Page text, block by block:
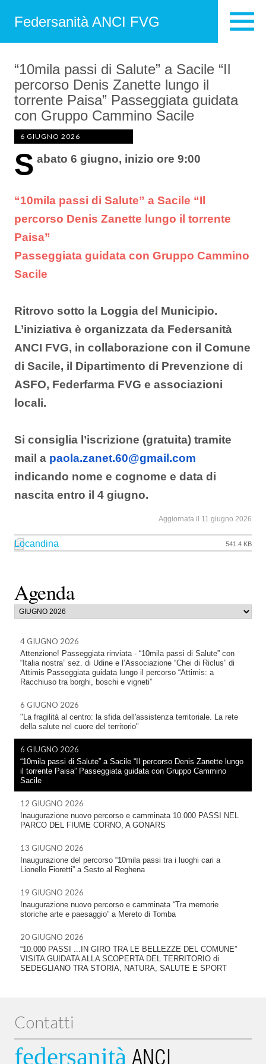
Federsanità ANCI FVG
Agenda
4 GIUGNO 2026
Attenzione! Passeggiata rinviata - “10mila passi di Salute” con
“Italia nostra” sez. di Udine e l’Associazione “Chei di Riclus” di
Attimis Passeggiata guidata lungo il percorso “Attimis: a
Racchiuso tra borghi, boschi e vigneti”
6 GIUGNO 2026
"La fragilità al centro: la sfida dell'assistenza territoriale. La rete
della salute nel cuore del territorio"
6 GIUGNO 2026
“10mila passi di Salute” a Sacile “Il percorso Denis Zanette lungo
il torrente Paisa” Passeggiata guidata con Gruppo Cammino
Sacile
12 GIUGNO 2026
Inaugurazione nuovo percorso e camminata 10.000 PASSI NEL
PARCO DEL FIUME CORNO, A GONARS
13 GIUGNO 2026
Inaugurazione del percorso “10mila passi tra i luoghi cari a
Lionello Fioretti” a Sesto al Reghena
19 GIUGNO 2026
Inaugurazione nuovo percorso e camminata “Tra memorie
storiche arte e paesaggio” a Mereto di Tomba
20 GIUGNO 2026
“10.000 PASSI ...IN GIRO TRA LE BELLEZZE DEL COMUNE”
VISITA GUIDATA ALLA SCOPERTA DEL TERRITORIO di
SEDEGLIANO TRA STORIA, NATURA, SALUTE E SPORT
“10mila passi di Salute” a Sacile “Il
percorso Denis Zanette lungo il
torrente Paisa” Passeggiata guidata
con Gruppo Cammino Sacile
6 GIUGNO 2026
S abato 6 giugno, inizio ore 9:00
“10mila passi di Salute” a Sacile “Il
percorso Denis Zanette lungo il torrente
Paisa”
Passeggiata guidata con Gruppo Cammino
Sacile
Ritrovo sotto la Loggia del Municipio.
L’iniziativa è organizzata da Federsanità
ANCI FVG, in collaborazione con il Comune
di Sacile, il Dipartimento di Prevenzione di
ASFO, Federfarma FVG e associazioni
locali.
Si consiglia l’iscrizione (gratuita) tramite
mail a paola.zanet.60@gmail.com
indicando nome e cognome e data di
nascita entro il 4 giugno.
Aggiornata il 11 giugno 2026
Locandina 541.4 KB
Contatti
federsanità